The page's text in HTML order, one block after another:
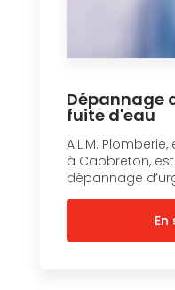
Dépannage
fuite d'eau
A.L.M.
à Capbreton,
dépannage